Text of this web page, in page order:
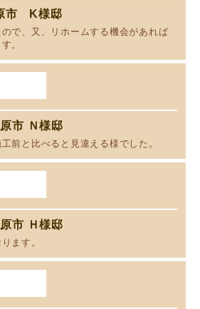
市 K様邸
で、又、リホームする機会があれば
。
市 Ｎ様邸
前と比べると見違える様でした。
市 Ｈ様邸
ます。